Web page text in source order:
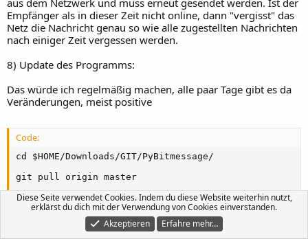
Empfänger als in dieser Zeit nicht online, dann "vergisst" das
Netz die Nachricht genau so wie alle zugestellten Nachrichten
nach einiger Zeit vergessen werden.
8) Update des Programms:
Das würde ich regelmäßig machen, alle paar Tage gibt es da
Veränderungen, meist positive
Code:
cd $HOME/Downloads/GIT/PyBitmessage/
git pull origin master
und wenn sich da etwas getan hat, dann
Diese Seite verwendet Cookies. Indem du diese Website weiterhin nutzt,
erklärst du dich mit der Verwendung von Cookies einverstanden.
Akzeptieren
Erfahre mehr…